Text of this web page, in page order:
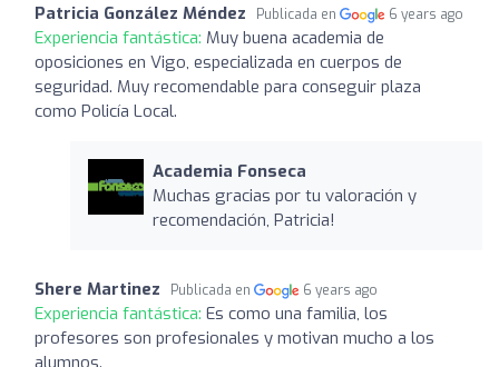
Patricia González Méndez Publicada en 6 years ago
Experiencia fantástica: Muy buena academia de
oposiciones en Vigo, especializada en cuerpos de
seguridad. Muy recomendable para conseguir plaza
como Policía Local.
Academia Fonseca
Muchas gracias por tu valoración y
recomendación, Patricia!
Shere Martinez Publicada en 6 years ago
Experiencia fantástica: Es como una familia, los
profesores son profesionales y motivan mucho a los
alumnos.